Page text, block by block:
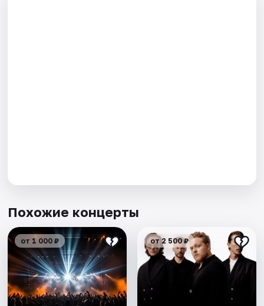
Похожие концерты
от 1 000 ₽ от 2 500 ₽